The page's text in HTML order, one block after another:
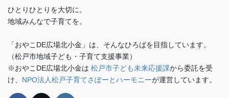
ひとりひとりを大切に。
地域みんなで子育てを。
「おやこDE広場北小金」は、そんなひろばを目指しています。
（松戸市地域子ども・子育て支援事業）
※おやこDE広場北小金は 松戸市子ども未来応援課から委託を受
け、 NPO法人松戸子育てさぽーとハーモニーが運営しています。